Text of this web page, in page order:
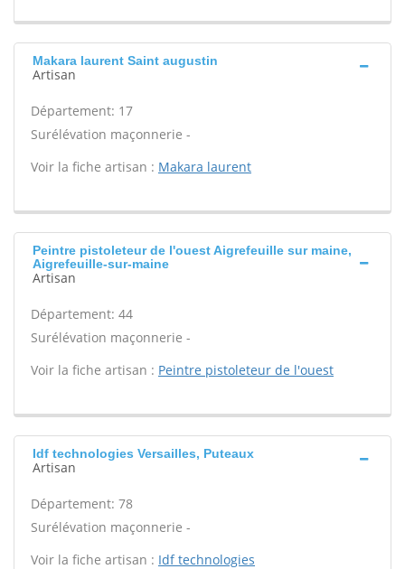
Makara laurent Saint augustin
Artisan
Département: 17
Surélévation maçonnerie -
Voir la fiche artisan : Makara laurent
Peintre pistoleteur de l'ouest Aigrefeuille sur maine,
Aigrefeuille-sur-maine
Artisan
Département: 44
Surélévation maçonnerie -
Voir la fiche artisan : Peintre pistoleteur de l'ouest
Idf technologies Versailles, Puteaux
Artisan
Département: 78
Surélévation maçonnerie -
Voir la fiche artisan : Idf technologies